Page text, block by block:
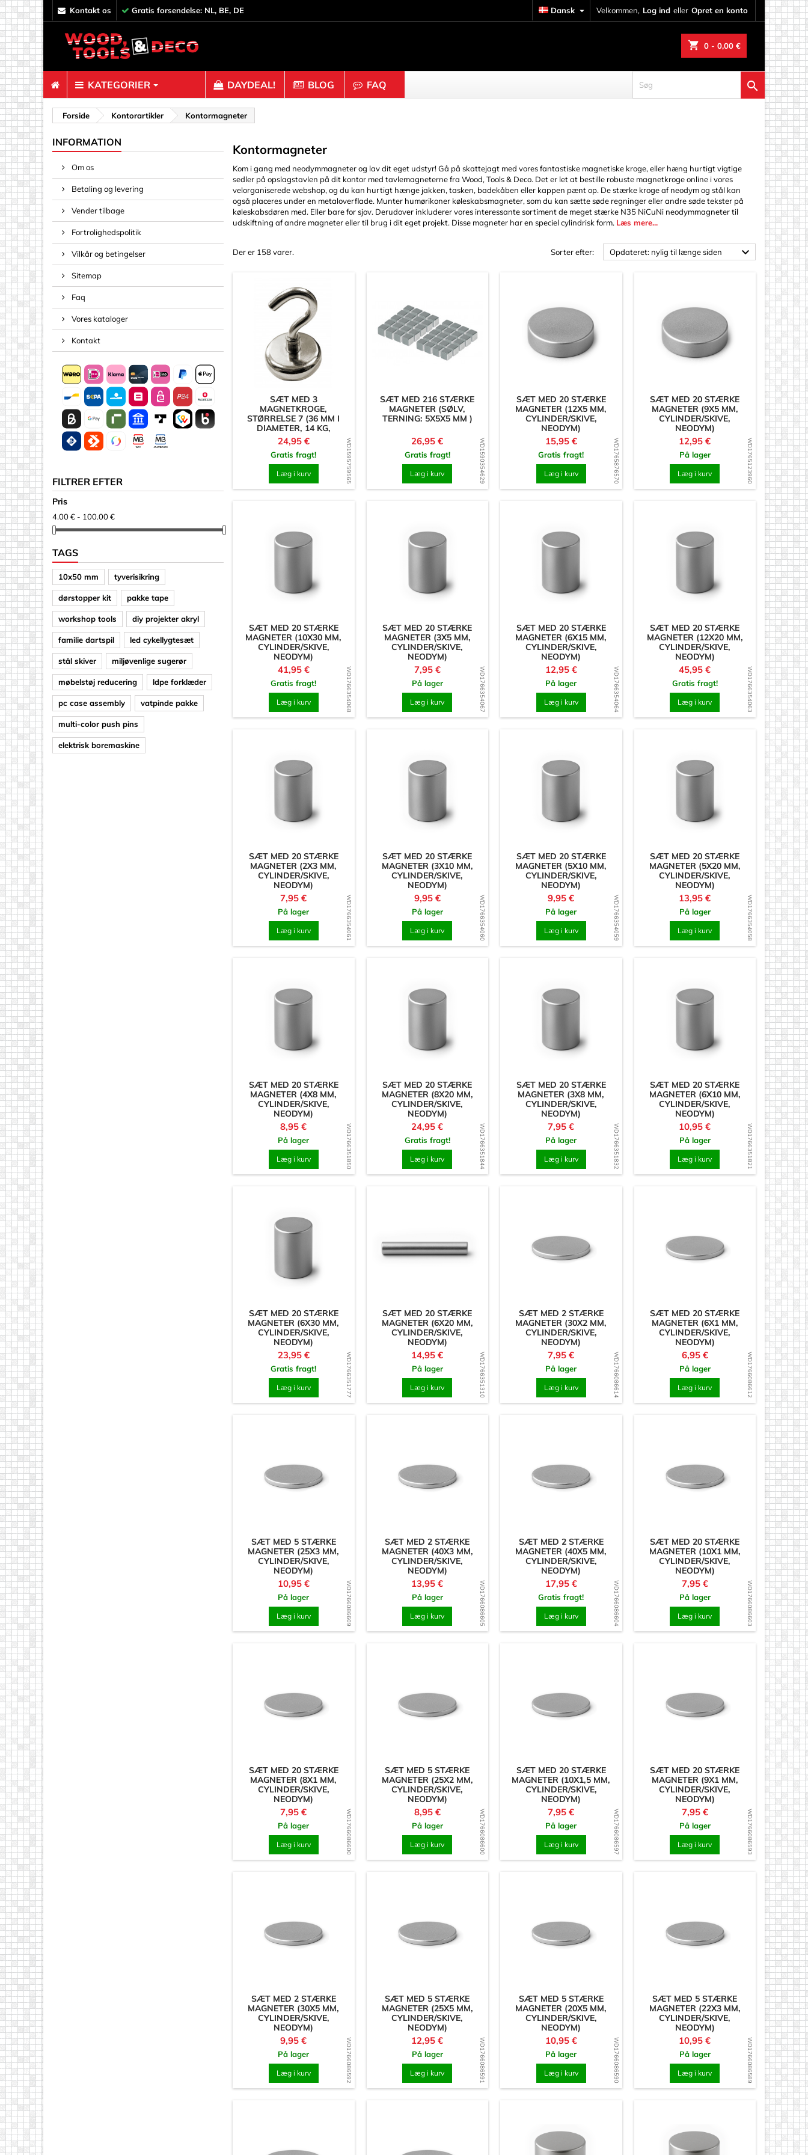
kontakt os Gratis forsendelse: NL, BE, DE Velkommen, Log ind eller Opret en konto
Dansk 
shopping_cart 0 - 0,00 €
KATEGORIER
Fastgørelseselementer
Bolte og møtrikker
Clips, Bindemidler & Net
Dekoration
Fjedre og stik
Gevindindsatser (skruemøtrikker)
Hyldestik
Pinde & Stænger
Tape, Reb & Lim
Halvkugler
Kasketter & Knapper
Kork
Kugler & Perler
Ornamenter & Træskærerarbejde
Tøjnåle
Woodys børneboks
Akryl (plastik)
Arkmateriale 3 mm
Arkmateriale 8 mm
Bogstaver & Tegn
Magneter
Firkantet/Rektangel
Magnetiske kroge
DAYDEAL! BLOG FAQ 
Forside Kontorartikler Kontormagneter
INFORMATION
Om os
Betaling og levering
Vender tilbage
Fortrolighedspolitik
Vilkår og betingelser
Sitemap
Faq
Vores kataloger
Kontakt
FILTRER EFTER
Pris
4.00 € - 100.00 €
TAGS
10x50 mm tyverisikring
dørstopper kit pakke tape
workshop tools diy projekter akryl
familie dartspil led cykellygtesæt
stål skiver miljøvenlige sugerør
møbelstøj reducering ldpe forklæder
pc case assembly vatpinde pakke
multi-color push pins
elektrisk boremaskine
Kontormagneter
Kom i gang med neodymmagneter og lav dit eget udstyr! Gå på skattejagt med vores fantastiske magnetiske kroge, eller hæng hurtigt vigtige
sedler på opslagstavlen på dit kontor med tavlemagneterne fra Wood, Tools & Deco. Det er let at bestille robuste magnetkroge online i vores
velorganiserede webshop, og du kan hurtigt hænge jakken, tasken, badekåben eller kappen pænt op. De stærke kroge af neodym og stål kan
også placeres under en metaloverflade. Munter humørikoner køleskabsmagneter, som du kan sætte søde regninger eller andre søde tekster på
køleskabsdøren med. Eller bare for sjov. Derudover inkluderer vores interessante sortiment de meget stærke N35 NiCuNi neodymmagneter til
udskiftning af andre magneter eller til brug i dit eget projekt. Disse magneter har en speciel cylindrisk form. Læs mere...
Der er 158 varer. Sorter efter: Opdateret: nylig til længe siden 
WD1595759565
SÆT MED 3
MAGNETKROGE,
STØRRELSE 7 (36 MM I
DIAMETER, 14 KG,
NEODYM)
Pris
24,95 €
Gratis fragt!
Læg i kurv WD1590354629
SÆT MED 216 STÆRKE
MAGNETER (SØLV,
TERNING: 5X5X5 MM )
Pris
26,95 €
Gratis fragt!
Læg i kurv WD1765876570
SÆT MED 20 STÆRKE
MAGNETER (12X5 MM,
CYLINDER/SKIVE,
NEODYM)
Pris
15,95 €
Gratis fragt!
Læg i kurv WD1765123960
SÆT MED 20 STÆRKE
MAGNETER (9X5 MM,
CYLINDER/SKIVE,
NEODYM)
Pris
12,95 €
På lager
Læg i kurv
WD1766354068
SÆT MED 20 STÆRKE
MAGNETER (10X30 MM,
CYLINDER/SKIVE,
NEODYM)
Pris
41,95 €
Gratis fragt!
Læg i kurv WD1766354067
SÆT MED 20 STÆRKE
MAGNETER (3X5 MM,
CYLINDER/SKIVE,
NEODYM)
Pris
7,95 €
På lager
Læg i kurv WD1766354064
SÆT MED 20 STÆRKE
MAGNETER (6X15 MM,
CYLINDER/SKIVE,
NEODYM)
Pris
12,95 €
På lager
Læg i kurv WD1766354063
SÆT MED 20 STÆRKE
MAGNETER (12X20 MM,
CYLINDER/SKIVE,
NEODYM)
Pris
45,95 €
Gratis fragt!
Læg i kurv
WD1766354061
SÆT MED 20 STÆRKE
MAGNETER (2X3 MM,
CYLINDER/SKIVE,
NEODYM)
Pris
7,95 €
På lager
Læg i kurv WD1766354060
SÆT MED 20 STÆRKE
MAGNETER (3X10 MM,
CYLINDER/SKIVE,
NEODYM)
Pris
9,95 €
På lager
Læg i kurv WD1766354059
SÆT MED 20 STÆRKE
MAGNETER (5X10 MM,
CYLINDER/SKIVE,
NEODYM)
Pris
9,95 €
På lager
Læg i kurv WD1766354058
SÆT MED 20 STÆRKE
MAGNETER (5X20 MM,
CYLINDER/SKIVE,
NEODYM)
Pris
13,95 €
På lager
Læg i kurv
WD1766351850
SÆT MED 20 STÆRKE
MAGNETER (4X8 MM,
CYLINDER/SKIVE,
NEODYM)
Pris
8,95 €
På lager
Læg i kurv WD1766351844
SÆT MED 20 STÆRKE
MAGNETER (8X20 MM,
CYLINDER/SKIVE,
NEODYM)
Pris
24,95 €
Gratis fragt!
Læg i kurv WD1766351832
SÆT MED 20 STÆRKE
MAGNETER (3X8 MM,
CYLINDER/SKIVE,
NEODYM)
Pris
7,95 €
På lager
Læg i kurv WD1766351821
SÆT MED 20 STÆRKE
MAGNETER (6X10 MM,
CYLINDER/SKIVE,
NEODYM)
Pris
10,95 €
På lager
Læg i kurv
WD1766351777
SÆT MED 20 STÆRKE
MAGNETER (6X30 MM,
CYLINDER/SKIVE,
NEODYM)
Pris
23,95 €
Gratis fragt!
Læg i kurv WD1766351310
SÆT MED 20 STÆRKE
MAGNETER (6X20 MM,
CYLINDER/SKIVE,
NEODYM)
Pris
14,95 €
På lager
Læg i kurv WD1766086614
SÆT MED 2 STÆRKE
MAGNETER (30X2 MM,
CYLINDER/SKIVE,
NEODYM)
Pris
7,95 €
På lager
Læg i kurv WD1766086612
SÆT MED 20 STÆRKE
MAGNETER (6X1 MM,
CYLINDER/SKIVE,
NEODYM)
Pris
6,95 €
På lager
Læg i kurv
WD1766086609
SÆT MED 5 STÆRKE
MAGNETER (25X3 MM,
CYLINDER/SKIVE,
NEODYM)
Pris
10,95 €
På lager
Læg i kurv WD1766086605
SÆT MED 2 STÆRKE
MAGNETER (40X3 MM,
CYLINDER/SKIVE,
NEODYM)
Pris
13,95 €
På lager
Læg i kurv WD1766086604
SÆT MED 2 STÆRKE
MAGNETER (40X5 MM,
CYLINDER/SKIVE,
NEODYM)
Pris
17,95 €
Gratis fragt!
Læg i kurv WD1766086603
SÆT MED 20 STÆRKE
MAGNETER (10X1 MM,
CYLINDER/SKIVE,
NEODYM)
Pris
7,95 €
På lager
Læg i kurv
WD1766086600
SÆT MED 20 STÆRKE
MAGNETER (8X1 MM,
CYLINDER/SKIVE,
NEODYM)
Pris
7,95 €
På lager
Læg i kurv WD1766086600
SÆT MED 5 STÆRKE
MAGNETER (25X2 MM,
CYLINDER/SKIVE,
NEODYM)
Pris
8,95 €
På lager
Læg i kurv WD1766086597
SÆT MED 20 STÆRKE
MAGNETER (10X1,5 MM,
CYLINDER/SKIVE,
NEODYM)
Pris
7,95 €
På lager
Læg i kurv WD1766086593
SÆT MED 20 STÆRKE
MAGNETER (9X1 MM,
CYLINDER/SKIVE,
NEODYM)
Pris
7,95 €
På lager
Læg i kurv
WD1766086592
SÆT MED 2 STÆRKE
MAGNETER (30X5 MM,
CYLINDER/SKIVE,
NEODYM)
Pris
9,95 €
På lager
Læg i kurv WD1766086591
SÆT MED 5 STÆRKE
MAGNETER (25X5 MM,
CYLINDER/SKIVE,
NEODYM)
Pris
12,95 €
På lager
Læg i kurv WD1766086590
SÆT MED 5 STÆRKE
MAGNETER (20X5 MM,
CYLINDER/SKIVE,
NEODYM)
Pris
10,95 €
På lager
Læg i kurv WD1766086589
SÆT MED 5 STÆRKE
MAGNETER (22X3 MM,
CYLINDER/SKIVE,
NEODYM)
Pris
10,95 €
På lager
Læg i kurv